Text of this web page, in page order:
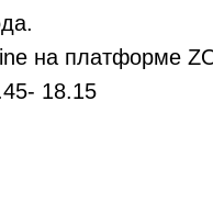
на платформе
18.15